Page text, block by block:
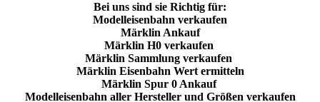
Bei uns sind sie Richtig für:
Modelleisenbahn verkaufen
Märklin Ankauf
Märklin H0 verkaufen
Märklin Sammlung verkaufen
Märklin Eisenbahn Wert ermitteln
Märklin Spur 0 Ankauf
Modelleisenbahn aller Hersteller und Größen verkaufen